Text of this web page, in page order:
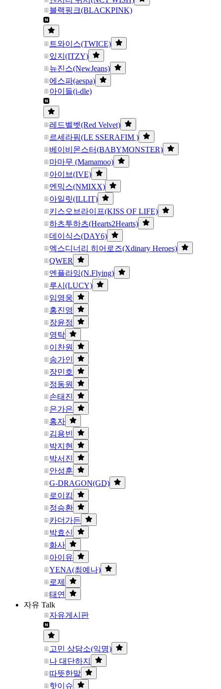
블랙핑크(BLACKPINK)
트와이스(TWICE)
있지(ITZY)
뉴진스(NewJeans)
에스파(aespa)
아이들(i-dle)
레드벨벳(Red Velvet)
르세라핌(LE SSERAFIM )
베이비몬스터(BABYMONSTER)
마마무 (Mamamoo)
아이브(IVE)
엔믹스(NMIXX)
아일릿(ILLIT)
키스오브라이프(KISS OF LIFE)
하츠투하츠(Hearts2Hearts)
데이식스(DAY6)
엑스디너리 히어로즈(Xdinary Heroes)
QWER
엔플라잉(N.Flying)
루시(LUCY)
임영웅
홍진영
장윤정
영탁
이찬원
송가인
장민호
정동원
손태진
은가은
홍자
김용빈
박지현
박서진
안성훈
G-DRAGON(GD)
로이킴
정승환
카더가든
박효신
화사
아이유
YENA(최예나)
로제
태연
자유 Talk
자유게시판
고민 상담소(익명)
나 대단하지
따뜻한말
핫이슈